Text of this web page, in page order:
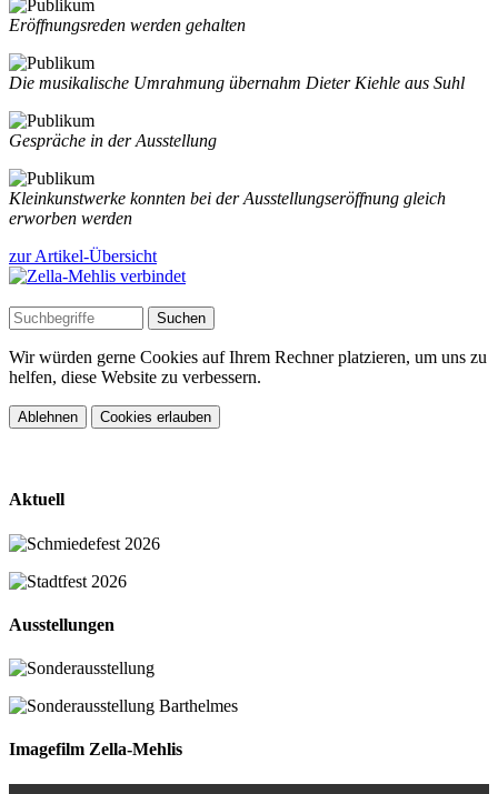
Eröffnungsreden werden gehalten
Die musikalische Umrahmung übernahm Dieter Kiehle aus Suhl
Gespräche in der Ausstellung
Kleinkunstwerke konnten bei der Ausstellungseröffnung gleich
erworben werden
zur Artikel-Übersicht
Wir würden gerne Cookies auf Ihrem Rechner platzieren, um uns zu
helfen, diese Website zu verbessern.
Ablehnen Cookies erlauben
Aktuell
Ausstellungen
Imagefilm Zella-Mehlis